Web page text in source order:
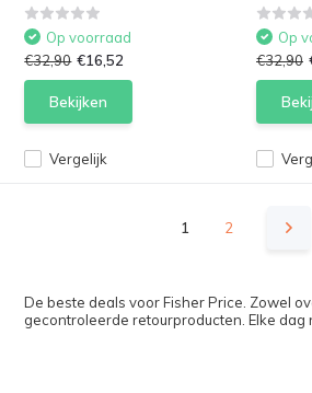
Vergelijk
Op voorraad
€32,90 €16,52
Bekijken
Op
€32,90
1 2
De beste deals voor Fisher Price. Zowel
gecontroleerde retourproducten. Elke dag